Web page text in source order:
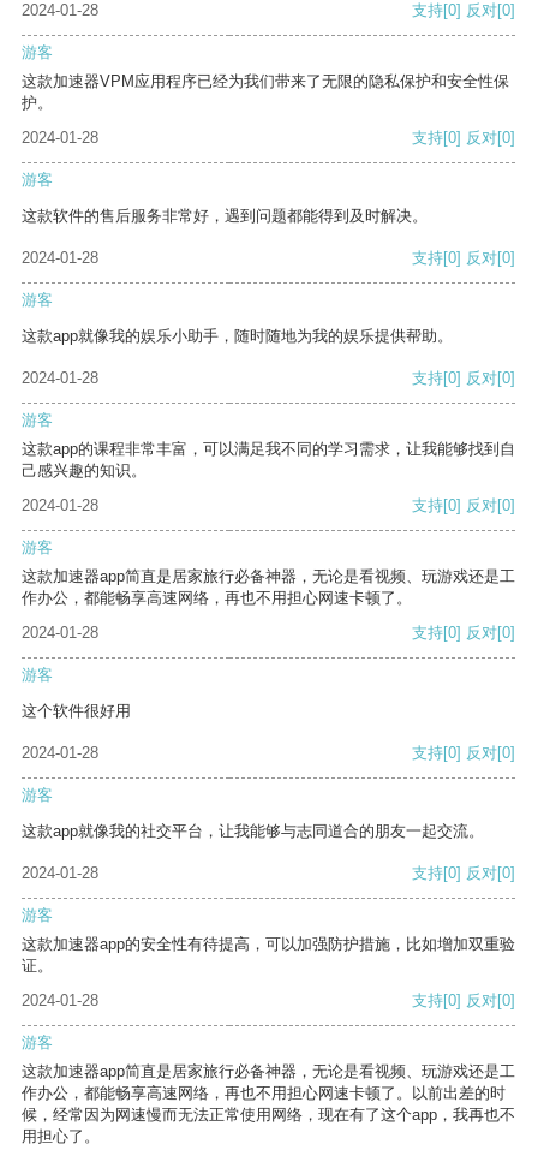
2024-01-28 支持[0] 反对[0]
游客
这款加速器VPM应用程序已经为我们带来了无限的隐私保护和安全性保
护。
2024-01-28
支持[0] 反对[0]
游客
这款软件的售后服务非常好，遇到问题都能得到及时解决。
2024-01-28 支持[0] 反对[0]
游客
这款app就像我的娱乐小助手，随时随地为我的娱乐提供帮助。
2024-01-28 支持[0] 反对[0]
游客
这款app的课程非常丰富，可以满足我不同的学习需求，让我能够找到自
己感兴趣的知识。
2024-01-28
支持[0] 反对[0]
游客
这款加速器app简直是居家旅行必备神器，无论是看视频、玩游戏还是工
作办公，都能畅享高速网络，再也不用担心网速卡顿了。
2024-01-28
支持[0] 反对[0]
游客
这个软件很好用
2024-01-28 支持[0] 反对[0]
游客
这款app就像我的社交平台，让我能够与志同道合的朋友一起交流。
2024-01-28 支持[0] 反对[0]
游客
这款加速器app的安全性有待提高，可以加强防护措施，比如增加双重验
证。
2024-01-28
支持[0] 反对[0]
游客
这款加速器app简直是居家旅行必备神器，无论是看视频、玩游戏还是工
作办公，都能畅享高速网络，再也不用担心网速卡顿了。以前出差的时
候，经常因为网速慢而无法正常使用网络，现在有了这个app，我再也不
用担心了。